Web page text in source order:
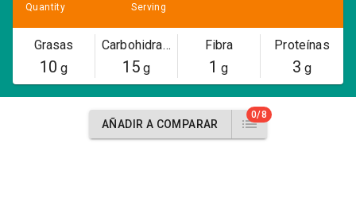
Quantity Serving
Grasas
10 g
Carbohidratos
15g
Fibra
1 g
Proteínas
3 g
AÑADIR A COMPARAR
0/8